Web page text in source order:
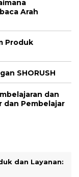
Arah
Produk
SHORUSH
dan
dan Pembelajar
dan Layanan: